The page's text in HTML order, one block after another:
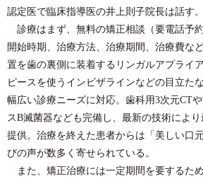
認定医で臨床指導医の井上則子院長は話す。
診療はまず、無料の矯正相談（要電話予
開始時期、治療方法、治療期間、治療費な
置を歯の裏側に装着するリンガルアプライ
ピースを使うインビザラインなどの目立た
幅広い診療ニーズに対応。歯科用3次元CT
スB滅菌器なども完備し、最新の技術によ
提供。治療を終えた患者からは「美しい口
びの声が数多く寄せられている。
また、矯正治療には一定期間を要するた